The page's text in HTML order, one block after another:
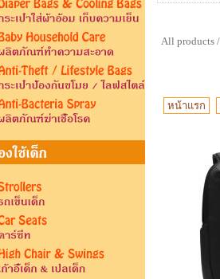
All
หน้าแรก